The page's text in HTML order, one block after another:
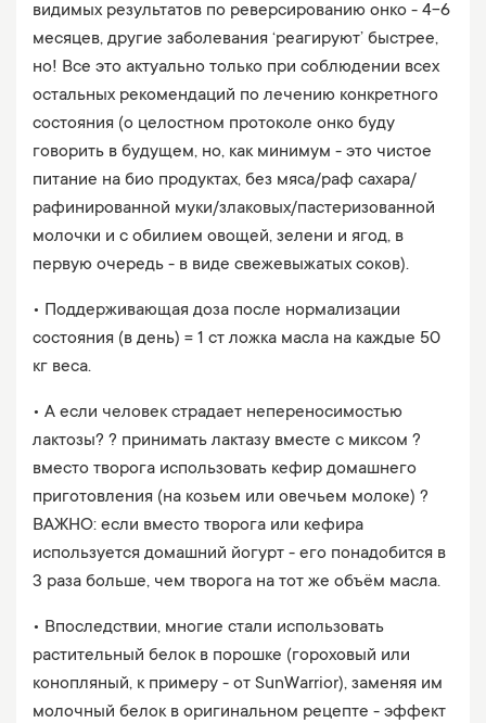
видимых результатов по реверсированию онко - 4-6
месяцев, другие заболевания ‘реагируют’ быстрее,
но! Все это актуально только при соблюдении всех
остальных рекомендаций по лечению конкретного
состояния (о целостном протоколе онко буду
говорить в будущем, но, как минимум - это чистое
питание на био продуктах, без мяса/раф сахара/
рафинированной муки/злаковых/пастеризованной
молочки и с обилием овощей, зелени и ягод, в
первую очередь - в виде свежевыжатых соков).
• Поддерживающая доза после нормализации
состояния (в день) = 1 ст ложка масла на каждые 50
кг веса.
• А если человек страдает непереносимостью
лактозы? ? принимать лактазу вместе с миксом ?
вместо творога использовать кефир домашнего
приготовления (на козьем или овечьем молоке) ?
ВАЖНО: если вместо творога или кефира
используется домашний йогурт - его понадобится в
3 раза больше, чем творога на тот же объём масла.
• Впоследствии, многие стали использовать
растительный белок в порошке (гороховый или
конопляный, к примеру - от SunWarrior), заменяя им
молочный белок в оригинальном рецепте - эффект